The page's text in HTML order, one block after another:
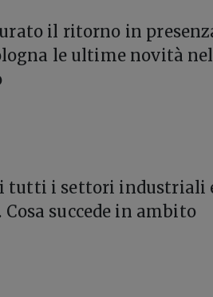
il ritorno in
le ultime novità nel
tutti i settori industriali
succede in ambito